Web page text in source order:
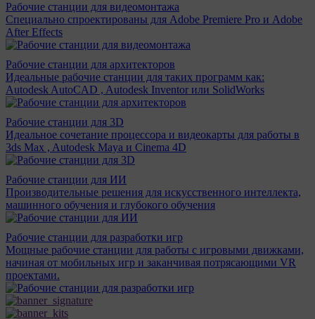
Рабочие станции для видеомонтажа
Специально спроектированы для Adobe Premiere Pro и Adobe
After Effects
Рабочие станции для архитекторов
Идеальные рабочие станции для таких программ как:
Autodesk AutoCAD , Autodesk Inventor или SolidWorks
Рабочие станции для 3D
Идеальное сочетание процессора и видеокарты для работы в
3ds Max , Autodesk Maya и Cinema 4D
Рабочие станции для ИИ
Производительные решения для искусственного интеллекта,
машинного обучения и глубокого обучения
Рабочие станции для разработки игр
Мощные рабочие станции для работы с игровыми движками,
начиная от мобильных игр и заканчивая потрясающими VR
проектами.